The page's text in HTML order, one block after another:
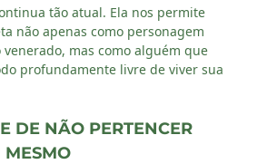
tão atual. Ela nos permite
não apenas como personagem
mas como alguém que
profundamente livre de viver sua
DE NÃO PERTENCER
MESMO